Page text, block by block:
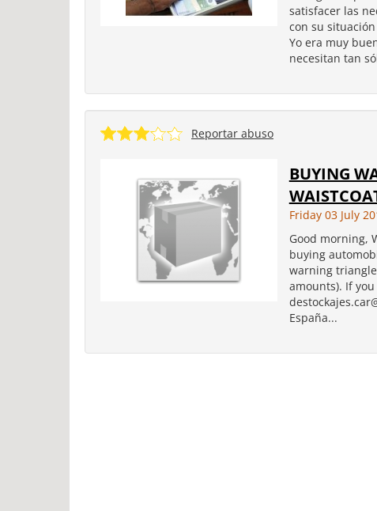
satisfacer las
con su
Yo era muy
necesitan tan
Reportar abuso
BUYING
Friday 03 July
Good morning,
buying
warning
amounts). If
España...